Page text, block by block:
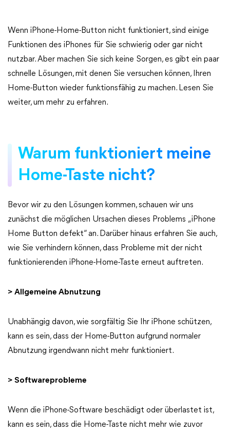
Wenn iPhone-Home-Button nicht funktioniert, sind einige
Funktionen des iPhones für Sie schwierig oder gar nicht
nutzbar. Aber machen Sie sich keine Sorgen, es gibt ein paar
schnelle Lösungen, mit denen Sie versuchen können, Ihren
Home-Button wieder funktionsfähig zu machen. Lesen Sie
weiter, um mehr zu erfahren.
Warum funktioniert meine
Home-Taste nicht?
Bevor wir zu den Lösungen kommen, schauen wir uns
zunächst die möglichen Ursachen dieses Problems „iPhone
Home Button defekt“ an. Darüber hinaus erfahren Sie auch,
wie Sie verhindern können, dass Probleme mit der nicht
funktionierenden iPhone-Home-Taste erneut auftreten.
> Allgemeine Abnutzung
Unabhängig davon, wie sorgfältig Sie Ihr iPhone schützen,
kann es sein, dass der Home-Button aufgrund normaler
Abnutzung irgendwann nicht mehr funktioniert.
> Softwareprobleme
Wenn die iPhone-Software beschädigt oder überlastet ist,
kann es sein, dass die Home-Taste nicht mehr wie zuvor